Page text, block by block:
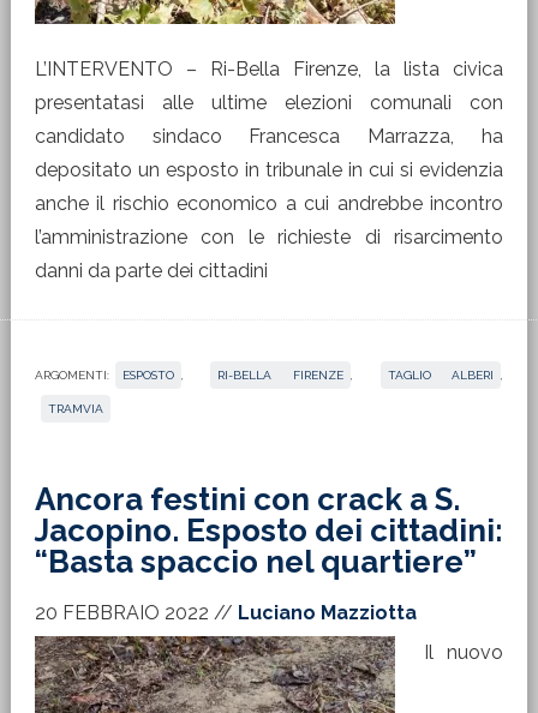
L’INTERVENTO – Ri-Bella Firenze, la lista civica
presentatasi alle ultime elezioni comunali con
candidato sindaco Francesca Marrazza, ha
depositato un esposto in tribunale in cui si evidenzia
anche il rischio economico a cui andrebbe incontro
l’amministrazione con le richieste di risarcimento
danni da parte dei cittadini
ARGOMENTI: ESPOSTO RI-BELLA FIRENZE TAGLIO ALBERI
TRAMVIA
Ancora festini con crack a S.
Jacopino. Esposto dei cittadini:
“Basta spaccio nel quartiere”
20 FEBBRAIO 2022 // Luciano Mazziotta
Il nuovo